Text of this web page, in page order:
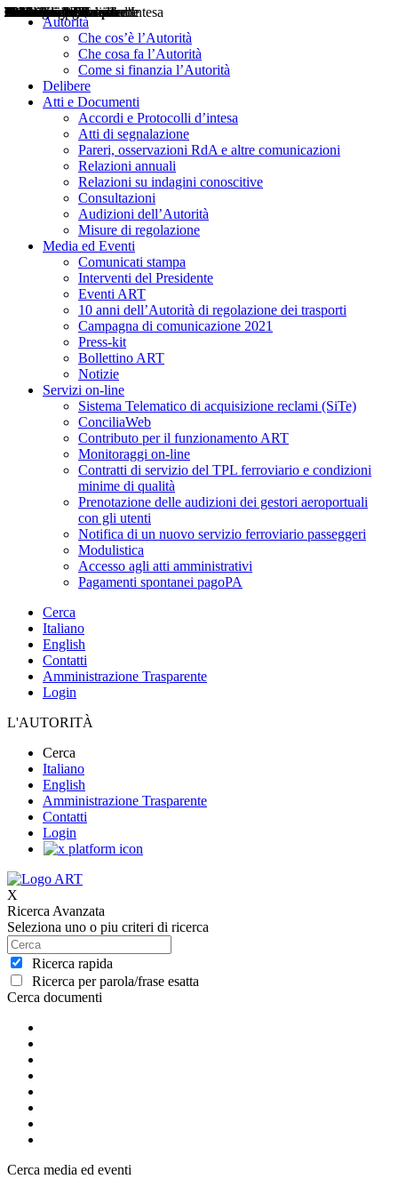
Autorità
Che cos’è l’Autorità
Che cosa fa l’Autorità
Come si finanzia l’Autorità
Delibere
Atti e Documenti
Accordi e Protocolli d’intesa
Atti di segnalazione
Pareri, osservazioni RdA e altre comunicazioni
Relazioni annuali
Relazioni su indagini conoscitive
Consultazioni
Audizioni dell’Autorità
Misure di regolazione
Media ed Eventi
Comunicati stampa
Interventi del Presidente
Eventi ART
10 anni dell’Autorità di regolazione dei trasporti
Campagna di comunicazione 2021
Press-kit
Bollettino ART
Notizie
Servizi on-line
Sistema Telematico di acquisizione reclami (SiTe)
ConciliaWeb
Contributo per il funzionamento ART
Monitoraggi on-line
Contratti di servizio del TPL ferroviario e condizioni
minime di qualità
Prenotazione delle audizioni dei gestori aeroportuali
con gli utenti
Notifica di un nuovo servizio ferroviario passeggeri
Modulistica
Accesso agli atti amministrativi
Pagamenti spontanei pagoPA
Cerca
Italiano
English
Contatti
Amministrazione Trasparente
Login
L'AUTORITÀ
Cerca
Italiano
English
Amministrazione Trasparente
Contatti
Login
X
Ricerca Avanzata
Seleziona uno o piu criteri di ricerca
Ricerca rapida
Ricerca per parola/frase esatta
Cerca documenti
Delibere
Pareri
Consultazioni
Audizioni
Atti di Segnalazione
Accordi e Protocolli d'Intesa
Relazioni annuali
Misure di regolazione
Cerca media ed eventi
Notizie
Comunicati Stampa
Bollettini ART
Convegni ART
Interviste del Presidente
Articoli in primo piano
Interventi del Presidente
2004
2005
2010
2013
2014
2015
2016
2017
2018
2019
202
2020
2021
2022
2023
2024
2025
2026
Aereo
Marittimo
Terrestre